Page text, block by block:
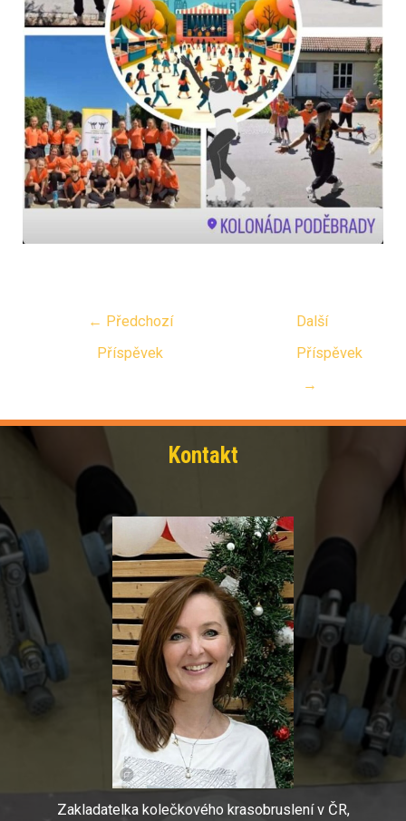
← Předchozí
Příspěvek
Další
Příspěvek
→
Kontakt
Zakladatelka kolečkového krasobruslení v ČR,